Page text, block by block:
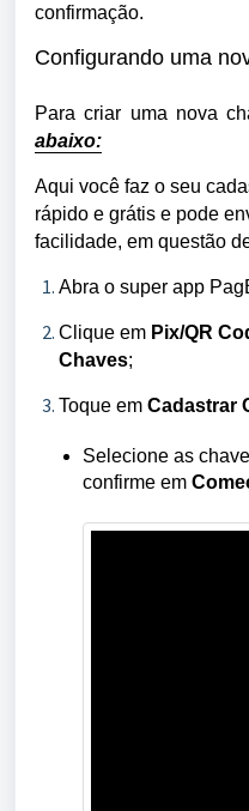
confirmação.
Configurando uma
Para criar uma nova
abaixo:
Aqui você faz o seu
rápido e grátis e pode
facilidade, em questão
Abra o super app
Clique em Pix/QR
Chaves;
Toque em Cadastrar
Selecione as
confirme em